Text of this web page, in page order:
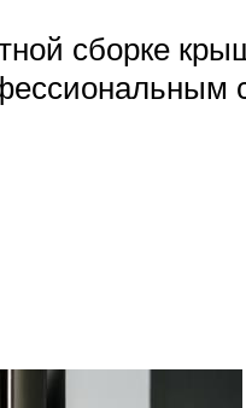
сборке